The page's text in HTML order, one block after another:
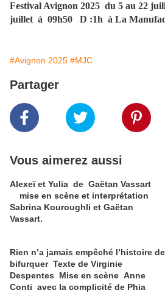
Festival Avignon 2025 du 5 au 22
juillet à 09h50 D :1h à La
#Avignon 2025 #MJC
Partager
Vous aimerez aussi
Alexeï et Yulia de Gaëtan Vassart
mise en scène et interprétation
Sabrina Kouroughli et Gaëtan
Vassart.
Rien n’a jamais empêché l’histoire de
bifurquer Texte de Virginie
Despentes Mise en scène Anne
Conti avec la complicité de Phia